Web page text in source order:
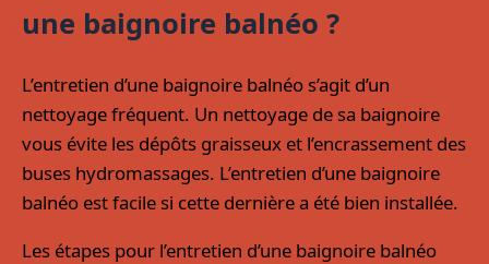
une baignoire balnéo ?
L’entretien d’une baignoire balnéo s’agit d’un
nettoyage fréquent. Un nettoyage de sa baignoire
vous évite les dépôts graisseux et l’encrassement des
buses hydromassages. L’entretien d’une baignoire
balnéo est facile si cette dernière a été bien installée.
Les étapes pour l’entretien d’une baignoire balnéo